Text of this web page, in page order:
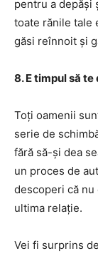
pentru a depăși
toate rănile tale
găsi reînnoit și
8. E timpul să
Toți oamenii
serie de
fără să-și dea
un proces de
descoperi că nu
ultima relație.
Vei fi surprins